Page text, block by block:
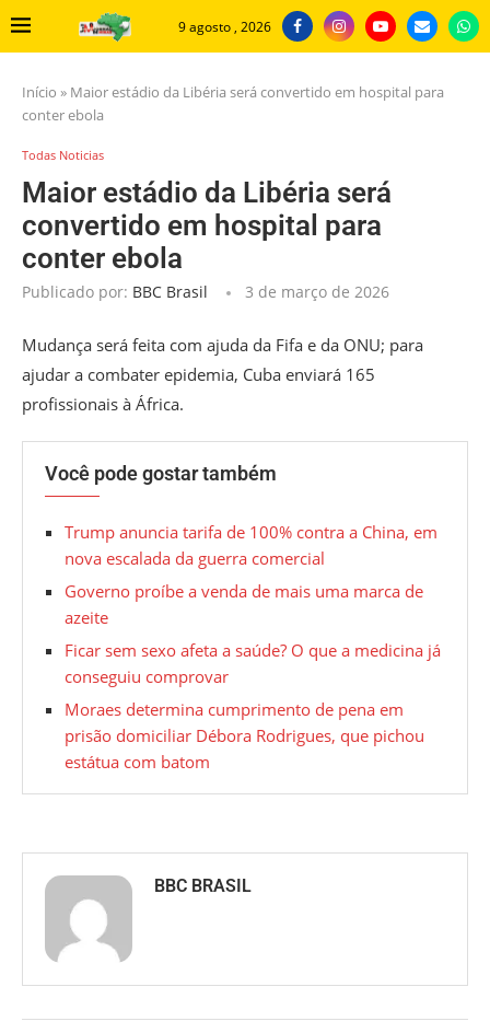
9 agosto , 2026
Início » Maior estádio da Libéria será convertido em hospital para
conter ebola
Todas Noticias
Maior estádio da Libéria será
convertido em hospital para
conter ebola
Publicado por: BBC Brasil 3 de março de 2026
Mudança será feita com ajuda da Fifa e da ONU; para
ajudar a combater epidemia, Cuba enviará 165
profissionais à África.
Você pode gostar também
Trump anuncia tarifa de 100% contra a China, em
nova escalada da guerra comercial
Governo proíbe a venda de mais uma marca de
azeite
Ficar sem sexo afeta a saúde? O que a medicina já
conseguiu comprovar
Moraes determina cumprimento de pena em
prisão domiciliar Débora Rodrigues, que pichou
estátua com batom
BBC BRASIL